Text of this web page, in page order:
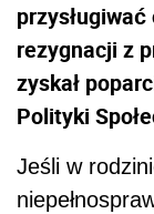
rezygnacji z
zyskał
Polityki
Jeśli w